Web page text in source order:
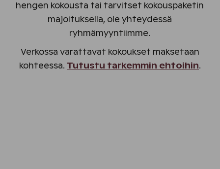
hengen kokousta tai tarvitset kokouspaketin
majoituksella, ole yhteydessä
ryhmämyyntiimme.
Verkossa varattavat kokoukset maksetaan
kohteessa. Tutustu tarkemmin ehtoihin.